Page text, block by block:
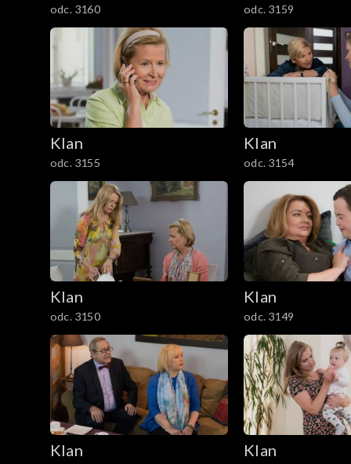
1101–1200
901–1000
801–900
701–800
601–700
501–600
401–500
301–400
201–300
101–200
odc. 3160 odc. 3159
Klan
odc. 3155
Klan
odc. 3154
Klan
odc. 3150
Klan
odc. 3149
Klan Klan